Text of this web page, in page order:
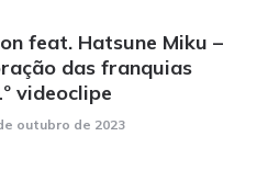
feat. Hatsune Miku –
das franquias
videoclipe
outubro de 2023